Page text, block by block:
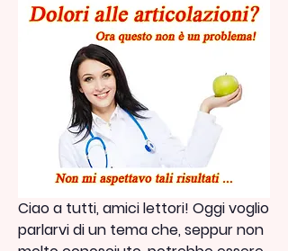
Ciao a tutti, amici lettori! Oggi voglio
parlarvi di un tema che, seppur non